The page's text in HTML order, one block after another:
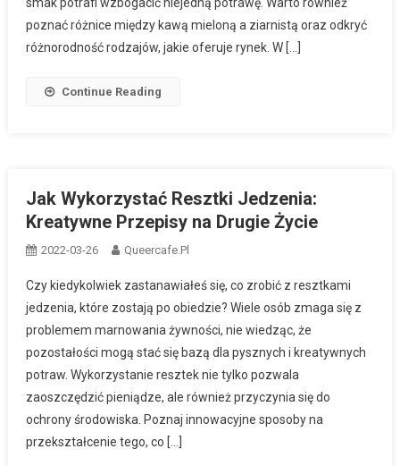
poznać różnice między kawą mieloną a ziarnistą oraz odkryć
różnorodność rodzajów, jakie oferuje rynek. W […]
Continue Reading
Jak Wykorzystać Resztki Jedzenia:
Kreatywne Przepisy na Drugie Życie
2022-03-26 Queercafe.pl
Czy kiedykolwiek zastanawiałeś się, co zrobić z resztkami
jedzenia, które zostają po obiedzie? Wiele osób zmaga się z
problemem marnowania żywności, nie wiedząc, że
pozostałości mogą stać się bazą dla pysznych i kreatywnych
potraw. Wykorzystanie resztek nie tylko pozwala
zaoszczędzić pieniądze, ale również przyczynia się do
ochrony środowiska. Poznaj innowacyjne sposoby na
przekształcenie tego, co […]